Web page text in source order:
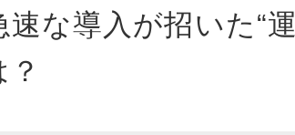
な導入が招いた“運